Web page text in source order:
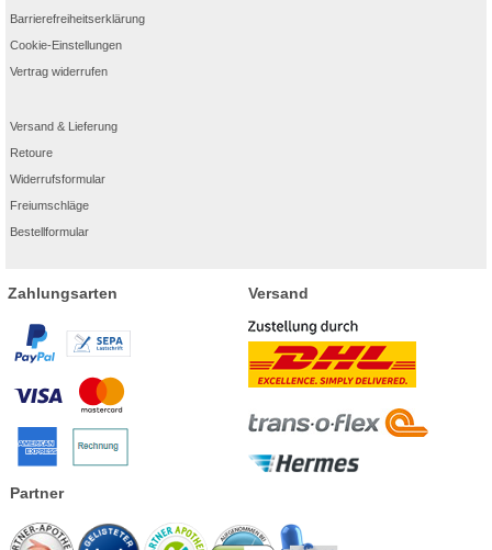
Barrierefreiheitserklärung
Cookie-Einstellungen
Vertrag widerrufen
Versand & Lieferung
Retoure
Widerrufsformular
Freiumschläge
Bestellformular
Zahlungsarten Versand
Partner